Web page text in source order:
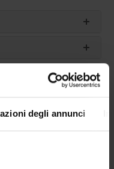
degli annunci